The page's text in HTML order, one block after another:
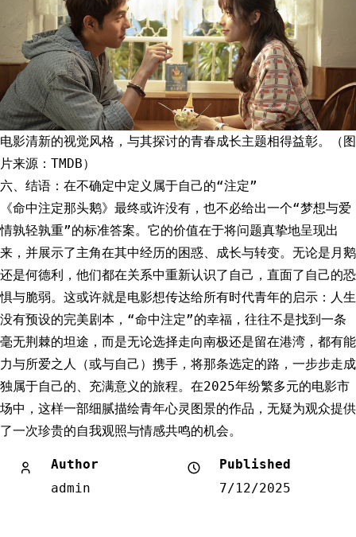
电影清新的视觉风格，与其探讨的青春成长主题相得益彰。（图
片来源：TMDB）
六、结语：在不确定中定义属于自己的“注定”
《命中注定那头鹅》最终或许没有，也不必给出一个“梦想与爱
情孰轻孰重”的标准答案。它的价值在于将问题真挚地呈现出
来，并展示了主角在其中经历的困惑、成长与转变。无论是月鹅
还是何德利，他们都在关系中重新认识了自己，直面了自己的恐
惧与脆弱。这或许就是电影想传达给所有时代青年的启示：人生
没有预设的完美剧本，“命中注定”的幸福，往往不是找到一条
毫无荆棘的坦途，而是无论选择走向南极还是留在港湾，都有能
力与所爱之人（或与自己）携手，将那条选定的路，一步步走成
独属于自己的、充满意义的旅程。在2025年纷繁多元的电影市
场中，这样一部细腻描绘青年心灵图景的作品，无疑为观众提供
了一次珍贵的自我观照与情感共鸣的机会。
Author
admin
Published
7/12/2025